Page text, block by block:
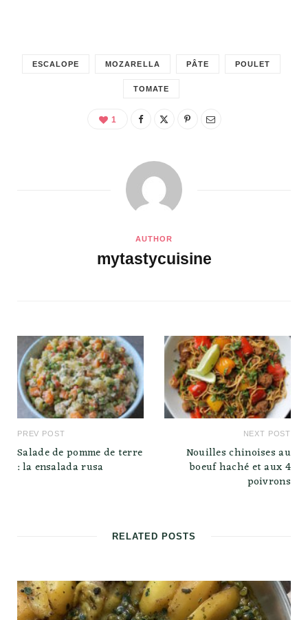
ESCALOPE MOZARELLA PÂTE POULET
TOMATE
1
AUTHOR
mytastycuisine
PREV POST
Salade de pomme de terre
: la ensalada rusa
NEXT POST
Nouilles chinoises au
boeuf haché et aux 4
poivrons
RELATED POSTS